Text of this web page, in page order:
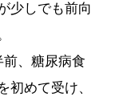
少しでも前向
、糖尿病食
初めて受け、